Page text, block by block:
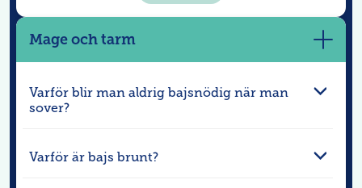
mer
Mage och tarm
Varför blir man aldrig bajsnödig när man
sover?
Varför är bajs brunt?